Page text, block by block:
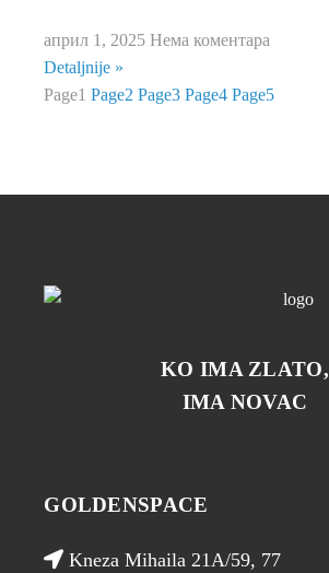
април 1, 2025Нема коментара
Detaljnije »
Page1 Page2 Page3 Page4 Page5
KO IMA ZLATO,
IMA NOVAC
GOLDENSPACE
Kneza Mihaila 21A/59, 77